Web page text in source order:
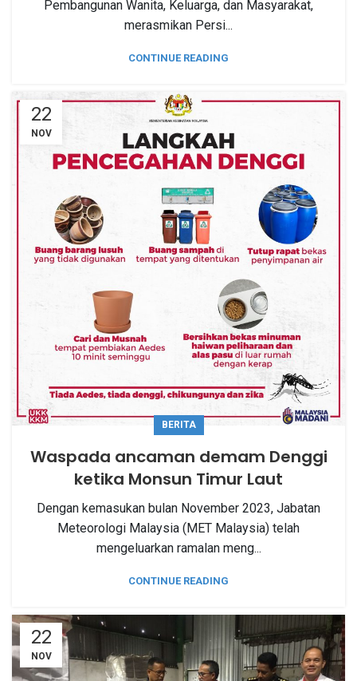
Pembangunan Wanita, Keluarga, dan Masyarakat,
merasmikan Persi...
CONTINUE READING
22
NOV
BERITA
Waspada ancaman demam Denggi
ketika Monsun Timur Laut
Dengan kemasukan bulan November 2023, Jabatan
Meteorologi Malaysia (MET Malaysia) telah
mengeluarkan ramalan meng...
CONTINUE READING
22
NOV